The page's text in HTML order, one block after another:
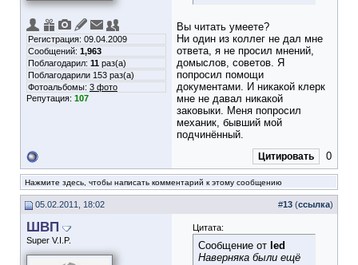
Регистрация: 09.04.2009
Сообщений: 1,963
Поблагодарил: 11 раз(а)
Поблагодарили 153 раз(а)
Фотоальбомы: 3 фото
Репутация: 107
Вы читать умеете?
Ни один из коллег не дал мне
ответа, я не просил мнений,
домыслов, советов. Я
попросил помощи
документами. И никакой клерк
мне не давал никакой
заковыки. Меня попросил
механик, бывший мой
подчинённый.
Цитировать 0
Нажмите здесь, чтобы написать комментарий к этому сообщению
05.02.2011, 18:02 #13 (ссылка)
ШВП
Super V.I.P.
Цитата:
Сообщение от led
Наверняка были ещё